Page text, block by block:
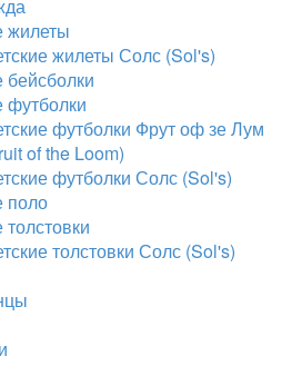
жилеты
жилеты Солс (Sol's)
бейсболки
футболки
футболки Фрут оф зе Лум
of the Loom)
футболки Солс (Sol's)
поло
толстовки
толстовки Солс (Sol's)